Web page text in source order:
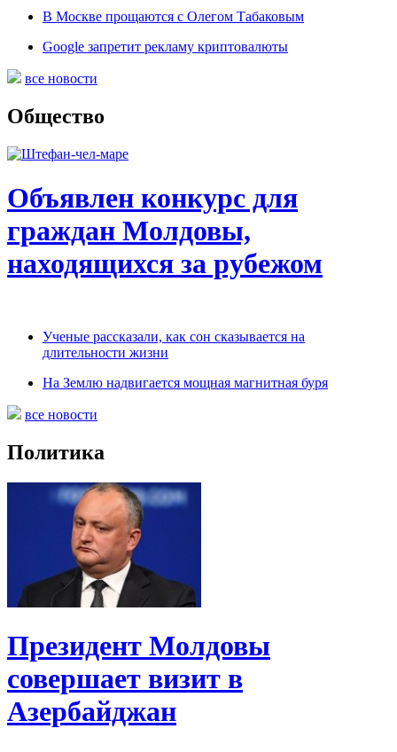
В Москве прощаются с Олегом Табаковым
Google запретит рекламу криптовалюты
все новости
Общество
Объявлен конкурс для
граждан Молдовы,
находящихся за рубежом
Ученые рассказали, как сон сказывается на
длительности жизни
На Землю надвигается мощная магнитная буря
все новости
Политика
Президент Молдовы
совершает визит в
Азербайджан